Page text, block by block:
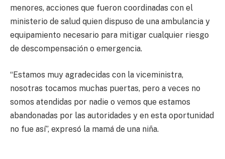
menores, acciones que fueron coordinadas con el
ministerio de salud quien dispuso de una ambulancia y
equipamiento necesario para mitigar cualquier riesgo
de descompensación o emergencia.
“Estamos muy agradecidas con la viceministra,
nosotras tocamos muchas puertas, pero a veces no
somos atendidas por nadie o vemos que estamos
abandonadas por las autoridades y en esta oportunidad
no fue así”, expresó la mamá de una niña.